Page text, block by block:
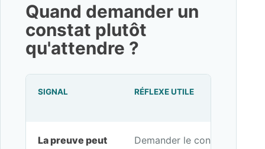
Quand demander un
constat plutôt
qu'attendre ?
SIGNAL RÉFLEXE UTILE
La preuve peut
Demander le constat avant